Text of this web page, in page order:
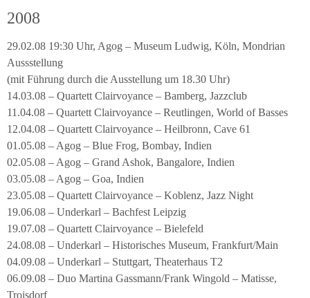
2008
29.02.08 19:30 Uhr, Agog – Museum Ludwig, Köln, Mondrian
Aussstellung
(mit Führung durch die Ausstellung um 18.30 Uhr)
14.03.08 – Quartett Clairvoyance – Bamberg, Jazzclub
11.04.08 – Quartett Clairvoyance – Reutlingen, World of Basses
12.04.08 – Quartett Clairvoyance – Heilbronn, Cave 61
01.05.08 – Agog – Blue Frog, Bombay, Indien
02.05.08 – Agog – Grand Ashok, Bangalore, Indien
03.05.08 – Agog – Goa, Indien
23.05.08 – Quartett Clairvoyance – Koblenz, Jazz Night
19.06.08 – Underkarl – Bachfest Leipzig
19.07.08 – Quartett Clairvoyance – Bielefeld
24.08.08 – Underkarl – Historisches Museum, Frankfurt/Main
04.09.08 – Underkarl – Stuttgart, Theaterhaus T2
06.09.08 – Duo Martina Gassmann/Frank Wingold – Matisse,
Troisdorf